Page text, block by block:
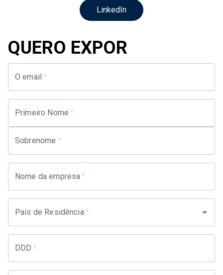
LinkedIn
QUERO EXPOR
O email *
Primeiro Nome *
Sobrenome *
Nome da empresa*
País de Residência*
DDD *